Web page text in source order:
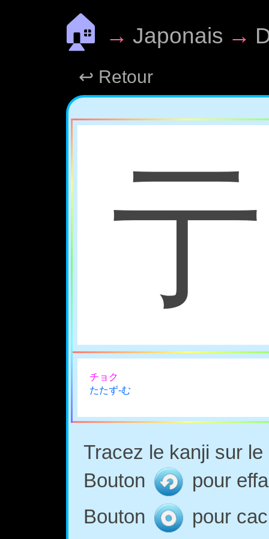
🏠 → Japonais →
↩ Retour
チョク
たたず-む
Tracez le kanji sur
Bouton
pour
Bouton
pour